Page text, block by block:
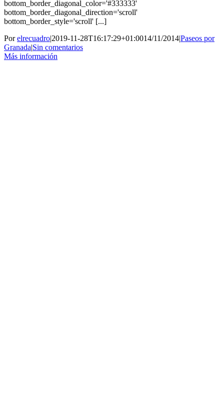
bottom_border_diagonal_color='#333333'
bottom_border_diagonal_direction='scroll'
bottom_border_style='scroll' [...]
Porelrecuadro|2019-11-28T16:17:29+01:0014/11/2014|Paseos por
Granada|Sin comentarios
Más información